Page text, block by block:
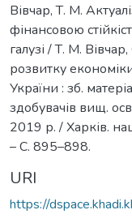
Вівчар, Т. М.
фінансовою
галузі / Т. М.
розвитку
України : зб.
здобувачів вищ.
2019 р. / Харків.
– С. 895–898.
URI
https://